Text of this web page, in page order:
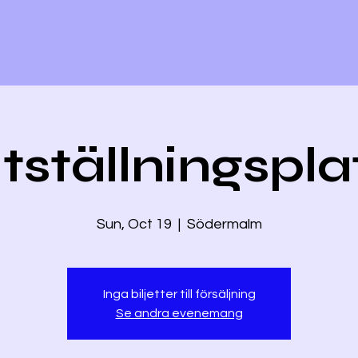
Sun, Oct 19
  |
Södermalm
Inga biljetter till försäljning
Se andra evenemang